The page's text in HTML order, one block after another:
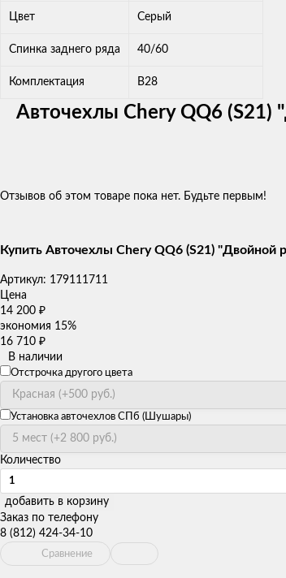
Цвет Серый
Спинка заднего ряда 40/60
Комплектация В28
Авточехлы Chery QQ6
Отзывов об этом товаре пока нет. Будьте первым!
Купить Авточехлы Chery QQ6 (S21) "Двойной
Артикул: 179111711
Цена
14 200 ₽
экономия 15%
16 710 ₽
В наличии
Отстрочка другого цвета
Установка авточехлов СПб (Шушары)
Количество
добавить в корзину
Заказ по телефону
8 (812) 424-34-10
Сравнение